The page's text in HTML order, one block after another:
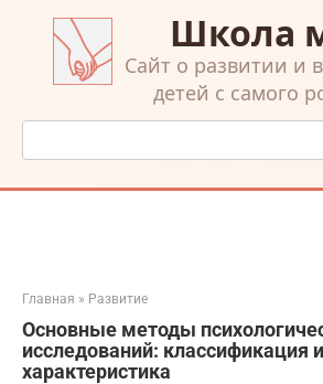
контенту
Школа
Cайт о развитии и
детей с самого
Поиск:
Главная » Развитие
Основные методы
исследований: классификация
характеристика